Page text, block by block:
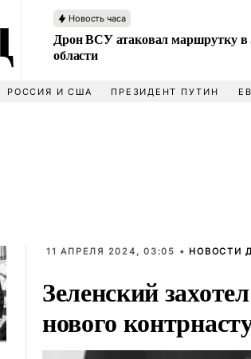
Новость часа
Дрон ВСУ атаковал маршрутку в
области
РОССИЯ И США ПРЕЗИДЕНТ ПУТИН
11 АПРЕЛЯ 2024, 03:05 • НОВОСТИ
Зеленский
нового